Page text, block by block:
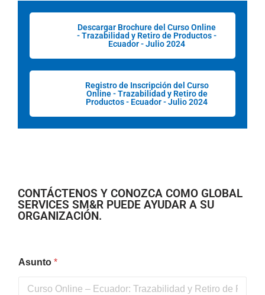
Descargar Brochure del Curso Online
- Trazabilidad y Retiro de Productos -
Ecuador - Julio 2024
Registro de Inscripción del Curso
Online - Trazabilidad y Retiro de
Productos - Ecuador - Julio 2024
CONTÁCTENOS Y CONOZCA COMO GLOBAL
SERVICES SM&R PUEDE AYUDAR A SU
ORGANIZACIÓN.
Asunto *